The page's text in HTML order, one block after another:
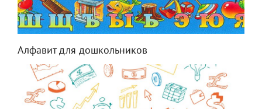
Алфавит для дошкольников